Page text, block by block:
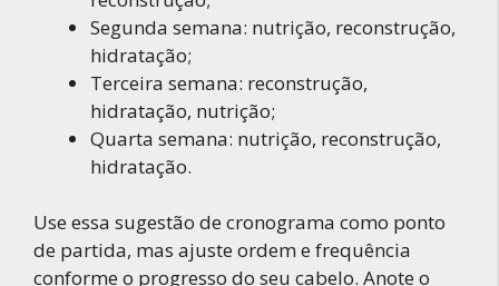
Segunda semana: nutrição, reconstrução,
hidratação;
Terceira semana: reconstrução,
hidratação, nutrição;
Quarta semana: nutrição, reconstrução,
hidratação.
Use essa sugestão de cronograma como ponto
de partida, mas ajuste ordem e frequência
conforme o progresso do seu cabelo. Anote o